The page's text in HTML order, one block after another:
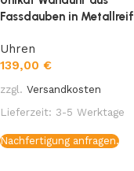
Fassdauben in Metallreif
Uhren
139,00 €
zzgl. Versandkosten
Lieferzeit: 3-5 Werktage
Nachfertigung anfragen.